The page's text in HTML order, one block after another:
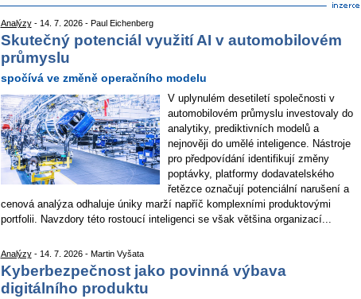
Analýzy- 14. 7. 2026 - Paul Eichenberg
Skutečný potenciál využití AI v automobilovém
průmyslu
spočívá ve změně operačního modelu
V uplynulém desetiletí společnosti v
automobilovém průmyslu investovaly do
analytiky, prediktivních modelů a
nejnověji do umělé inteligence. Nástroje
pro předpovídání identifikují změny
poptávky, platformy dodavatelského
řetězce označují potenciální narušení a
cenová analýza odhaluje úniky marží napříč komplexními produktovými
portfolii. Navzdory této rostoucí inteligenci se však většina organizací...
Analýzy- 14. 7. 2026 - Martin Vyšata
Kyberbezpečnost jako povinná výbava
digitálního produktu